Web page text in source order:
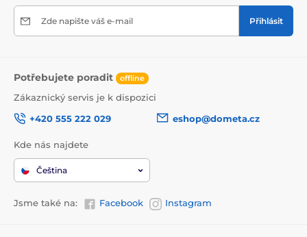
Zde napište váš e-mail Přihlásit
Potřebujete poradit offline
Zákaznický servis je k dispozici
+420 555 222 029
eshop@dometa.cz
Kde nás najdete
Čeština
Jsme také na: Facebook Instagram